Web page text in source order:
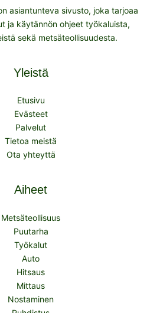
asiantunteva sivusto, joka tarjoaa
ja käytännön ohjeet työkaluista,
sekä metsäteollisuudesta.
Yleistä
Etusivu
Evästeet
Palvelut
Tietoa meistä
Ota yhteyttä
Aiheet
Metsäteollisuus
Puutarha
Työkalut
Auto
Hitsaus
Mittaus
Nostaminen